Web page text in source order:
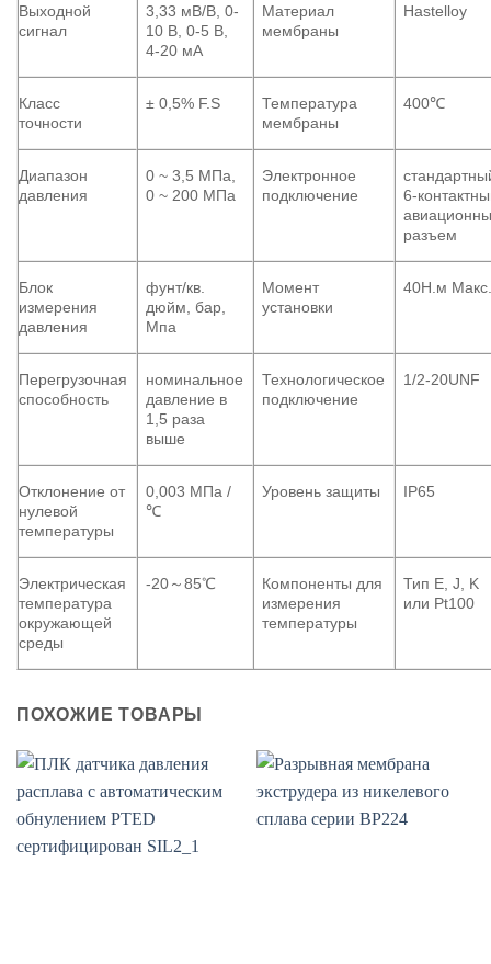
Выходной
сигнал
3,33 мВ/В, 0-
10 В, 0-5 В,
4-20 мА
Материал
мембраны
Hastelloy
Класс
точности
± 0,5% F.S
Температура
мембраны
400℃
Диапазон
давления
0 ~ 3,5 МПа,
0 ~ 200 МПа
Электронное
подключение
6-
разъем
Блок
измерения
давления
фунт/кв.
дюйм, бар,
Мпа
Момент
установки
40Н.м
Перегрузочная
способность
номинальное
давление в
1,5 раза
выше
Технологическое
подключение
1/2-20UNF
Отклонение от
нулевой
температуры
0,003 МПа /
℃
Уровень защиты IP65
Электрическая
температура
окружающей
среды
-20～85℃
Компоненты для
измерения
температуры
Тип E, J, K
или Pt100
ПОХОЖИЕ ТОВАРЫ